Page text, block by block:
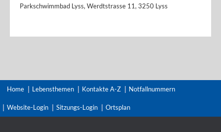
Parkschwimmbad Lyss, Werdtstrasse 11, 3250 Lyss
Home Lebensthemen Kontakte A-Z Notfallnummern
Website-Login Sitzungs-Login Ortsplan